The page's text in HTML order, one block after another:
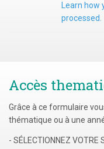
Learn
processed.
Accès
Grâce à ce formulaire
thématique ou à une
- SÉLECTIONNEZ VOTRE